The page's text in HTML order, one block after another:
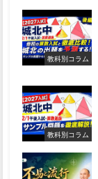
教科別コラム
教科別コラム